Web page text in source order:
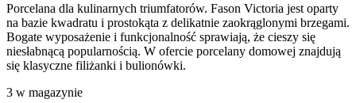
Porcelana dla kulinarnych triumfatorów. Fason Victoria jest oparty
na bazie kwadratu i prostokąta z delikatnie zaokrąglonymi brzegami.
Bogate wyposażenie i funkcjonalność sprawiają, że cieszy się
niesłabnącą popularnością. W ofercie porcelany domowej znajdują
się klasyczne filiżanki i bulionówki.
3 w magazynie